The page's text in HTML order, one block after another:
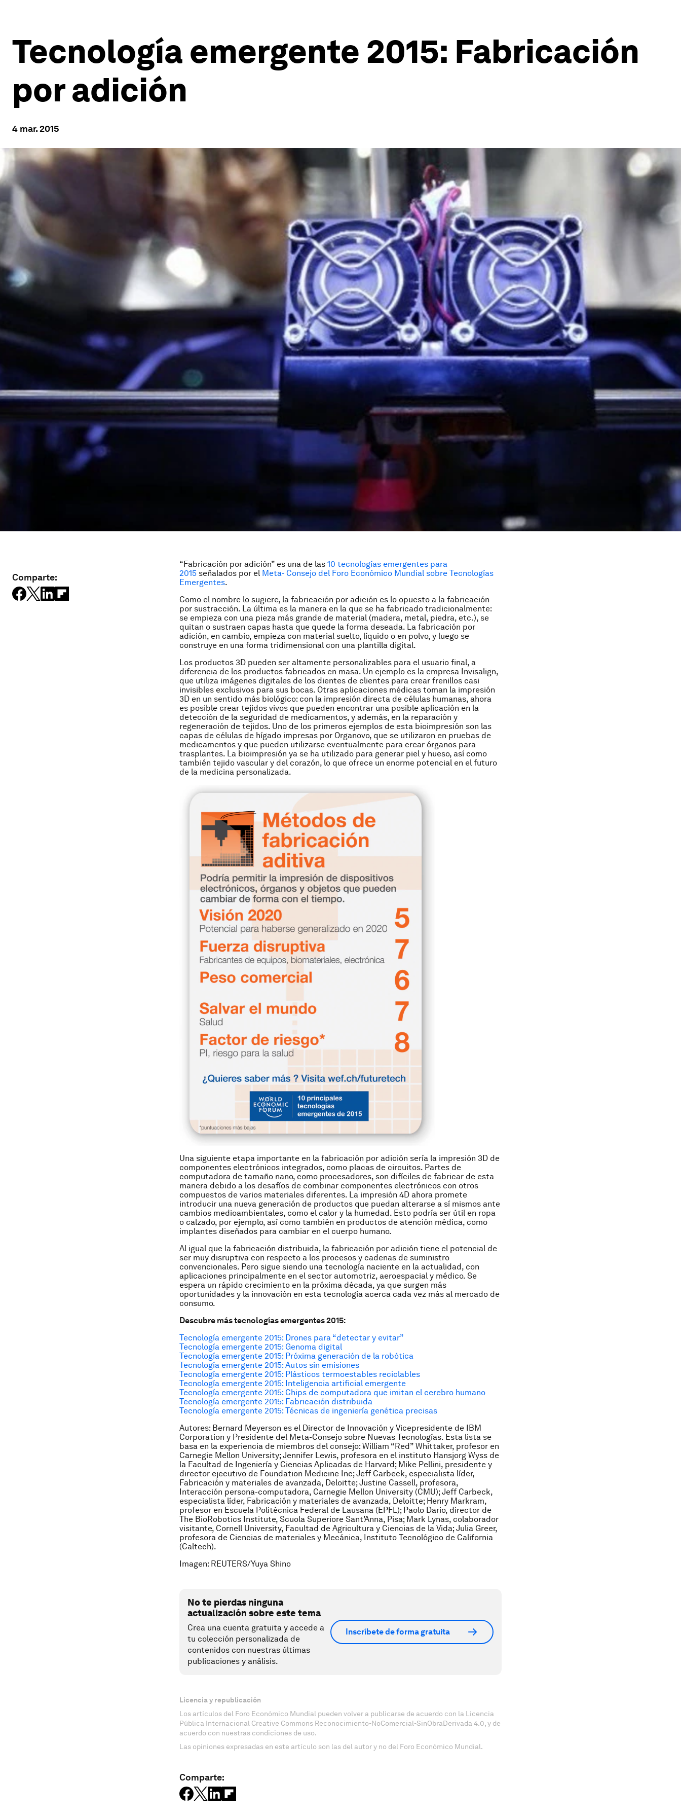
Tecnología emergente 2015: Fabricación
por adición
4 mar. 2015
Comparte:
“Fabricación por adición” es una de las 10 tecnologías emergentes para
2015 señalados por el Meta- Consejo del Foro Económico Mundial sobre Tecnologías
Emergentes.
Como el nombre lo sugiere, la fabricación por adición es lo opuesto a la fabricación
por sustracción. La última es la manera en la que se ha fabricado tradicionalmente:
se empieza con una pieza más grande de material (madera, metal, piedra, etc.), se
quitan o sustraen capas hasta que quede la forma deseada. La fabricación por
adición, en cambio, empieza con material suelto, líquido o en polvo, y luego se
construye en una forma tridimensional con una plantilla digital.
Los productos 3D pueden ser altamente personalizables para el usuario final, a
diferencia de los productos fabricados en masa. Un ejemplo es la empresa Invisalign,
que utiliza imágenes digitales de los dientes de clientes para crear frenillos casi
invisibles exclusivos para sus bocas. Otras aplicaciones médicas toman la impresión
3D en un sentido más biológico: con la impresión directa de células humanas, ahora
es posible crear tejidos vivos que pueden encontrar una posible aplicación en la
detección de la seguridad de medicamentos, y además, en la reparación y
regeneración de tejidos. Uno de los primeros ejemplos de esta bioimpresión son las
capas de células de hígado impresas por Organovo, que se utilizaron en pruebas de
medicamentos y que pueden utilizarse eventualmente para crear órganos para
trasplantes. La bioimpresión ya se ha utilizado para generar piel y hueso, así como
también tejido vascular y del corazón, lo que ofrece un enorme potencial en el futuro
de la medicina personalizada.
Una siguiente etapa importante en la fabricación por adición sería la impresión 3D de
componentes electrónicos integrados, como placas de circuitos. Partes de
computadora de tamaño nano, como procesadores, son difíciles de fabricar de esta
manera debido a los desafíos de combinar componentes electrónicos con otros
compuestos de varios materiales diferentes. La impresión 4D ahora promete
introducir una nueva generación de productos que puedan alterarse a sí mismos ante
cambios medioambientales, como el calor y la humedad. Esto podría ser útil en ropa
o calzado, por ejemplo, así como también en productos de atención médica, como
implantes diseñados para cambiar en el cuerpo humano.
Al igual que la fabricación distribuida, la fabricación por adición tiene el potencial de
ser muy disruptiva con respecto a los procesos y cadenas de suministro
convencionales. Pero sigue siendo una tecnología naciente en la actualidad, con
aplicaciones principalmente en el sector automotriz, aeroespacial y médico. Se
espera un rápido crecimiento en la próxima década, ya que surgen más
oportunidades y la innovación en esta tecnología acerca cada vez más al mercado de
consumo.
Descubre más tecnologías emergentes 2015:
Tecnología emergente 2015: Drones para “detectar y evitar”
Tecnología emergente 2015: Genoma digital
Tecnología emergente 2015: Próxima generación de la robótica
Tecnología emergente 2015: Autos sin emisiones
Tecnología emergente 2015: Plásticos termoestables reciclables
Tecnología emergente 2015: Inteligencia artificial emergente
Tecnología emergente 2015: Chips de computadora que imitan el cerebro humano
Tecnología emergente 2015: Fabricación distribuida
Tecnología emergente 2015: Técnicas de ingeniería genética precisas
Autores: Bernard Meyerson es el Director de Innovación y Vicepresidente de IBM
Corporation y Presidente del Meta-Consejo sobre Nuevas Tecnologías. Esta lista se
basa en la experiencia de miembros del consejo: William “Red” Whittaker, profesor en
Carnegie Mellon University; Jennifer Lewis, profesora en el instituto Hansjorg Wyss de
la Facultad de Ingeniería y Ciencias Aplicadas de Harvard; Mike Pellini, presidente y
director ejecutivo de Foundation Medicine Inc; Jeff Carbeck, especialista líder,
Fabricación y materiales de avanzada, Deloitte; Justine Cassell, profesora,
Interacción persona-computadora, Carnegie Mellon University (CMU); Jeff Carbeck,
especialista líder, Fabricación y materiales de avanzada, Deloitte; Henry Markram,
profesor en Escuela Politécnica Federal de Lausana (EPFL); Paolo Dario, director de
The BioRobotics Institute, Scuola Superiore Sant’Anna, Pisa; Mark Lynas, colaborador
visitante, Cornell University, Facultad de Agricultura y Ciencias de la Vida; Julia Greer,
profesora de Ciencias de materiales y Mecánica, Instituto Tecnológico de California
(Caltech).
Imagen: REUTERS/Yuya Shino
No te pierdas ninguna
actualización sobre este tema
Crea una cuenta gratuita y accede a
tu colección personalizada de
contenidos con nuestras últimas
publicaciones y análisis.
Inscríbete de forma gratuita
Licencia y republicación
Los artículos del Foro Económico Mundial pueden volver a publicarse de acuerdo con la Licencia
Pública Internacional Creative Commons Reconocimiento-NoComercial-SinObraDerivada 4.0, y de
acuerdo con nuestras condiciones de uso.
Las opiniones expresadas en este artículo son las del autor y no del Foro Económico Mundial.
Comparte: